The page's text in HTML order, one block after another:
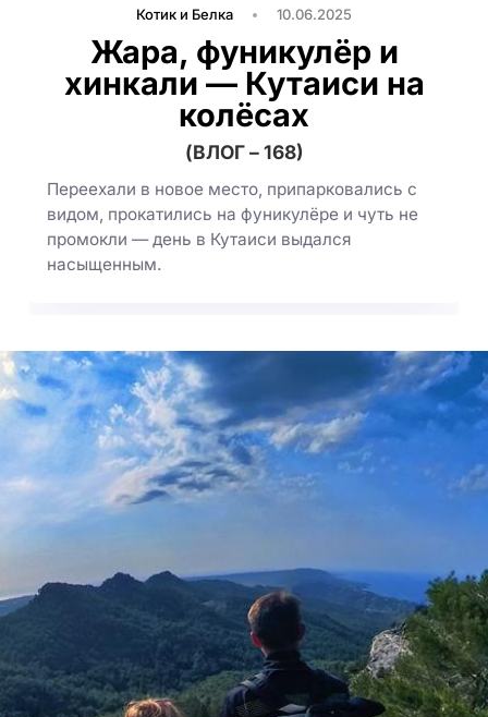
Котик и Белка 10.06.2025
Жара, фуникулёр и
хинкали — Кутаиси на
колёсах
(ВЛОГ – 168)
Переехали в новое место, припарковались с
видом, прокатились на фуникулёре и чуть не
промокли — день в Кутаиси выдался
насыщенным.